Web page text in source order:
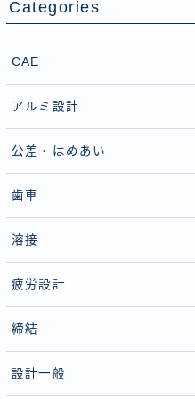
Categories
CAE
アルミ設計
公差・はめあい
歯車
溶接
疲労設計
締結
設計一般